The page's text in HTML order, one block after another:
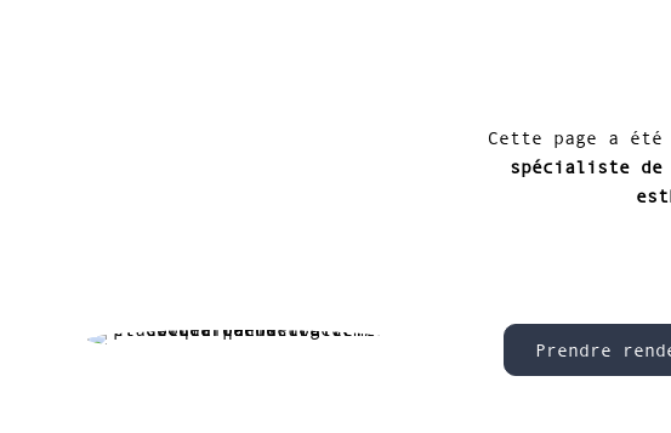
Cette page a
spécialiste
Prendre